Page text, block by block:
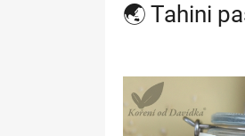
🌏 Tahini